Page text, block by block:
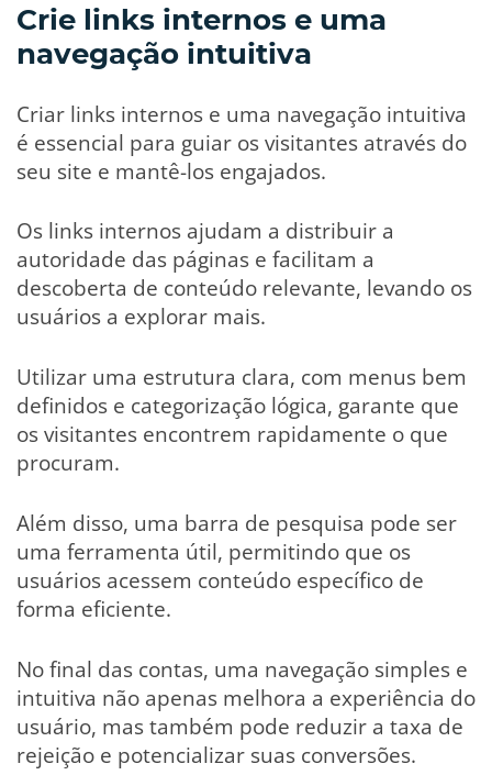
Crie links internos e uma
navegação intuitiva
Criar links internos e uma navegação intuitiva
é essencial para guiar os visitantes através do
seu site e mantê-los engajados.
Os links internos ajudam a distribuir a
autoridade das páginas e facilitam a
descoberta de conteúdo relevante, levando os
usuários a explorar mais.
Utilizar uma estrutura clara, com menus bem
definidos e categorização lógica, garante que
os visitantes encontrem rapidamente o que
procuram.
Além disso, uma barra de pesquisa pode ser
uma ferramenta útil, permitindo que os
usuários acessem conteúdo específico de
forma eficiente.
No final das contas, uma navegação simples e
intuitiva não apenas melhora a experiência do
usuário, mas também pode reduzir a taxa de
rejeição e potencializar suas conversões.